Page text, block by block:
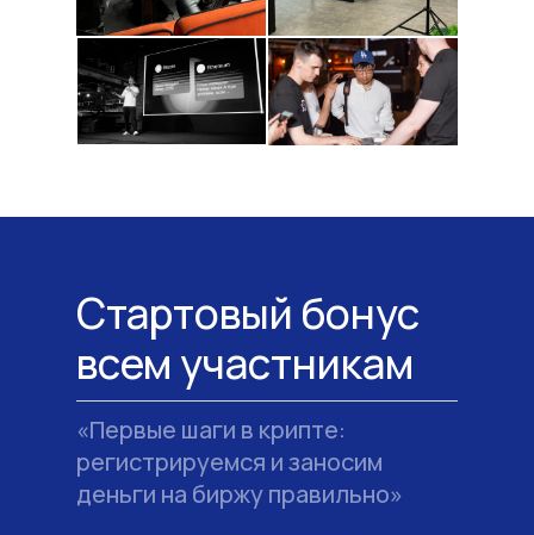
«Первые шаги в крипте:
регистрируемся и заносим
деньги на биржу правильно»
Стартовый бонус
всем участникам